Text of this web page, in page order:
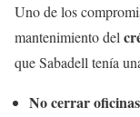
Uno de los
mantenimiento del
que Sabadell tenía
No cerrar